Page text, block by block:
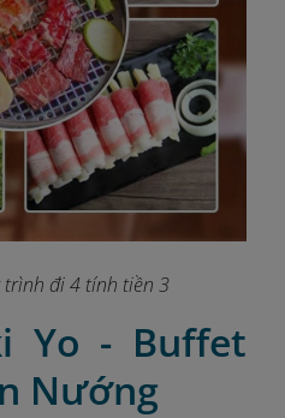
trình đi 4 tính tiền 3
Yo - Buffet
Nướng